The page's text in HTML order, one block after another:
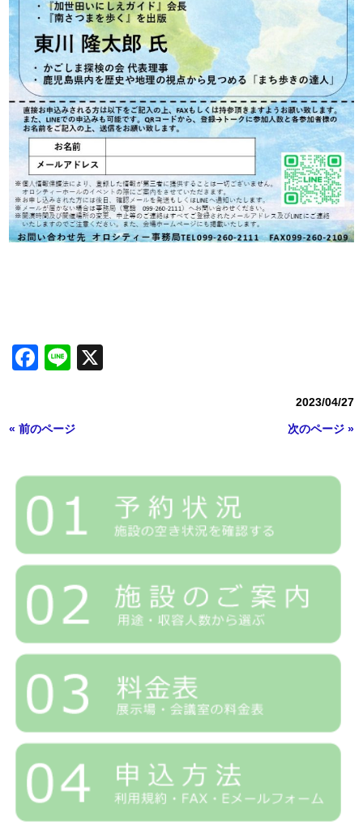
Facebook
Line
2023/04/27
« 前のページ 次のページ »